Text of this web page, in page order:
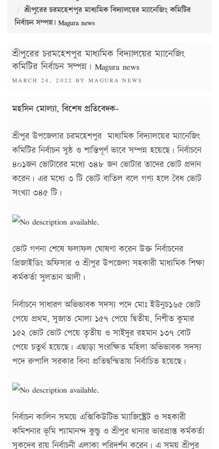
শ্রীপুরের চরমহেশপুর মাধ্যমিক বিদ্যালয়ের ম্যানেজিং কমিটির
নির্বাচন সম্পন্ন। Magura news
শ্রীপুরের চরমহেশপুর মাধ্যমিক বিদ্যালয়ের ম্যানেজিং
কমিটির নির্বাচন সম্পন্ন। Magura news
POSTED
MARCH 24, 2022 BY MAGURA NEWS
মহসিন মোল্যা, বিশেষ প্রতিবেদক-
শ্রীপুর উপজেলার চরমহেশপুর মাধ্যমিক বিদ্যালয়ের ম্যানেজিং
কমিটির নির্বাচন সুষ্ঠ ও শান্তিপূর্ণ ভাবে সম্পন্ন হয়েছে। নির্বাচনে
৪০১জন ভোটারের মধ্যে ৩৪৮ জন ভোটার তাদের ভোট প্রদান
করেন। এর মধ্যে ৩ টি ভোট বাতিল বলে গণ্য হলে বৈধ ভোট
সংখ্যা ৩৪৫ টি।
ভোট গণনা শেষে ফলাফল ঘোষণা করেন উক্ত নির্বাচনের
প্রিজাইডিং অফিসার ও শ্রীপুর উপজেলা সহকারী মাধ্যমিক শিক্ষা
কর্মকর্তা সুলতান আলী।
নির্বাচনে সাধারণ অভিভাবক সদস্য পদে মোঃ ইউনুচ১৬৫ ভোট
পেয়ে প্রথম, সুজাত মোল্য ১৫৭ পেয়ে দ্বিতীয়, নিশীত কুমার
১৫২ ভোট ভোট পেয়ে তৃতীয় ও সাইদুর রহমান ১৩৭ বোট
পেয়ে চতুর্থ হয়েছে। এছাড়া সংরক্ষিত মহিলা অভিভাবক সদস্য
পদে রুপালি সরকার বিনা প্রতিদ্বন্দ্বিতায় নির্বাচিত হয়েছে।
নির্বাচন কালিন সময়ে এক্সিকিউটিভ ম্যাজিস্ট্রেট ও সহকারী
কমিশনার ভূমি শ্যামানন্দ কুন্ডু ও শ্রীপুর থানার ভারপ্রাপ্ত কর্মকর্তা
সুকদেব রায় নির্বাচনী এলাকা পরিদর্শন করেন। এ সময় শ্রীপুর